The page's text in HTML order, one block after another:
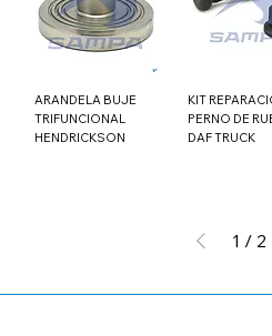
ARANDELA BUJE
TRIFUNCIONAL
HENDRICKSON
KIT
PERNO DE
DAF TRUCK
1 / 2